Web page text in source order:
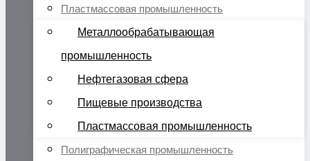
Пластмассовая промышленность
Металлообрабатывающая
промышленность
Нефтегазовая сфера
Пищевые производства
Пластмассовая промышленность
Полиграфическая промышленность